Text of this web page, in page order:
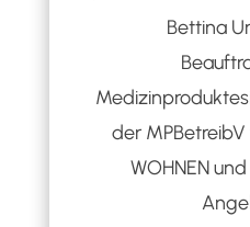
Bettina
der
WOHNEN